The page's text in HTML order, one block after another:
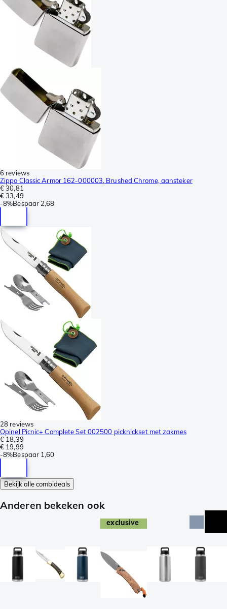
6 reviews
Zippo Classic Armor 162-000003, Brushed Chrome, aansteker
€ 30,81
€ 33,49
-8%Bespaar 2,68
28 reviews
Opinel Picnic+ Complete Set 002500 picknickset met zakmes
€ 18,39
€ 19,99
-8%Bespaar 1,60
Bekijk alle combideals
Anderen bekeken ook
exclusive